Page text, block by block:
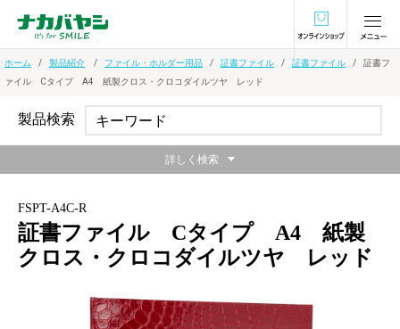
オンラインショ
ホーム 製品紹介 ファイル・ホルダー用品 証書ファイル 証書ファイル
証書フ
ァイル Cタイプ A4 紙製クロス・クロコダイルツヤ レッド
FSPT-A4C-R
証書ファイル Cタイプ A4 紙製
クロス・クロコダイルツヤ レッド
製品検索
詳しく検索